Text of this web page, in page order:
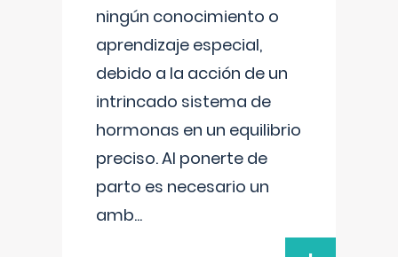
ningún conocimiento o
aprendizaje especial,
debido a la acción de un
intrincado sistema de
hormonas en un equilibrio
preciso. Al ponerte de
parto es necesario un
amb...